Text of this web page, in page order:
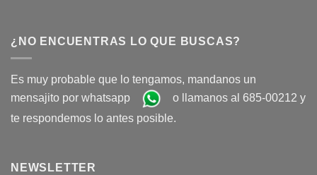
¿NO ENCUENTRAS LO QUE BUSCAS?
Es muy probable que lo tengamos, mandanos un
mensajito por whatsapp
o llamanos al 685-00212 y
te respondemos lo antes posible.
NEWSLETTER